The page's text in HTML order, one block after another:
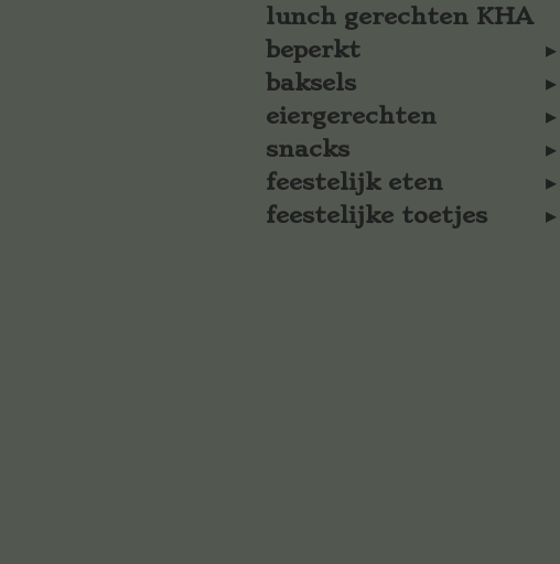
lunch gerechten KHA
beperkt
baksels
eiergerechten
snacks
feestelijk eten
feestelijke toetjes